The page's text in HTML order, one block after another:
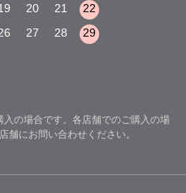
20 21
22
27 28
29
の場合です。各店舗でのご購入の場
舗にお問い合わせください。